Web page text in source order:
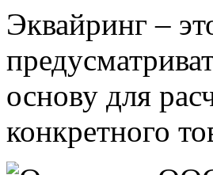
Эквайринг –
основу для
конкретного